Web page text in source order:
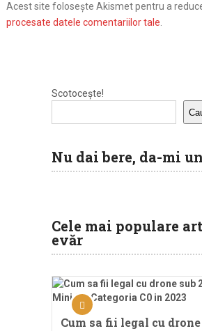
Acest site folosește Akismet pentru a
procesate datele comentariilor tale
Scotocește!
Nu dai bere, da-mi
Cele mai populare
evăr
Cum sa fii legal cu